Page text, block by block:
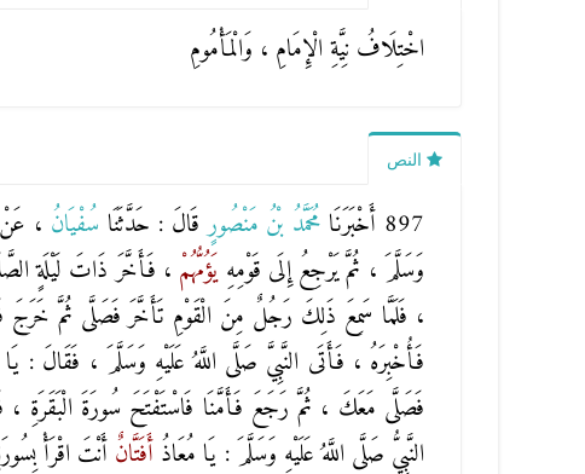
اخْتِلَافُ نِيَّةِ الْإِمَامِ ، وَالْمَأْمُومِ
النص
897 أَخْبَرَنَا مُحَمَّدُ بْنُ مَنْصُورٍقَالَ : حَدَّثَنَا سُفْيَانُ ، عَنْ
وَسَلَّمَ ، ثُمَّ يَرْجِعُ إِلَى قَوْمِهِيَؤُمُّهُمْ ، فَأَخَّرَ ذَاتَ لَيْلَةٍ
، فَلَمَّا سَمِعَ ذَلِكَ رَجُلٌ مِنَ الْقَوْمِ تَأَخَّرَ فَصَلَّى ثُمَّ خَرَجَ
فَأُخْبِرَهُ ، فَأَتَى النَّبِيَّ صَلَّى اللَّهُ عَلَيْهِ وَسَلَّمَ ، فَقَالَ :
فَصَلَّى مَعَكَ ، ثُمَّ رَجَعَ فَأَمَّنَا فَاسْتَفْتَحَ سُورَةَ الْبَقَرَةِ ،
النَّبِيُّ صَلَّى اللَّهُ عَلَيْهِ وَسَلَّمَ : يَا مُعَاذُ أَفَتَّانٌ أَنْتَ اقْرَأْ